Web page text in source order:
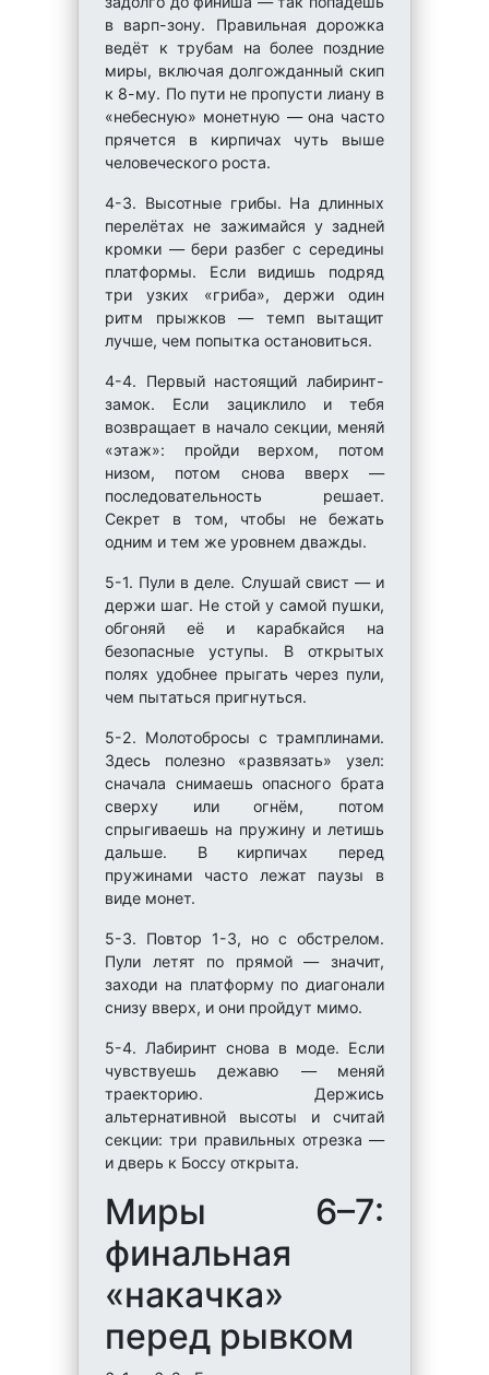
в варп-зону. Правильная дорожка
ведёт к трубам на более поздние
миры, включая долгожданный скип
к 8-му. По пути не пропусти лиану в
«небесную» монетную — она часто
прячется в кирпичах чуть выше
человеческого роста.
4-3. Высотные грибы. На длинных
перелётах не зажимайся у задней
кромки — бери разбег с середины
платформы. Если видишь подряд
три узких «гриба», держи один
ритм прыжков — темп вытащит
лучше, чем попытка остановиться.
4-4. Первый настоящий лабиринт-
замок. Если зациклило и тебя
возвращает в начало секции, меняй
«этаж»: пройди верхом, потом
низом, потом снова вверх —
последовательность решает.
Секрет в том, чтобы не бежать
одним и тем же уровнем дважды.
5-1. Пули в деле. Слушай свист — и
держи шаг. Не стой у самой пушки,
обгоняй её и карабкайся на
безопасные уступы. В открытых
полях удобнее прыгать через пули,
чем пытаться пригнуться.
5-2. Молотобросы с трамплинами.
Здесь полезно «развязать» узел:
сначала снимаешь опасного брата
сверху или огнём, потом
спрыгиваешь на пружину и летишь
дальше. В кирпичах перед
пружинами часто лежат паузы в
виде монет.
5-3. Повтор 1-3, но с обстрелом.
Пули летят по прямой — значит,
заходи на платформу по диагонали
снизу вверх, и они пройдут мимо.
5-4. Лабиринт снова в моде. Если
чувствуешь дежавю — меняй
траекторию. Держись
альтернативной высоты и считай
секции: три правильных отрезка —
и дверь к Боссу открыта.
Миры 6–7:
финальная
«накачка»
перед рывком